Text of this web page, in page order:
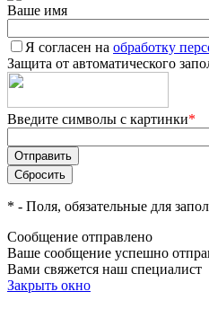
Ваше имя
Я согласен на обработку
Защита от автоматического
Введите символы с картинки*
* - Поля, обязательные для
Сообщение отправлено
Ваше сообщение успешно
Вами свяжется наш специалист
Закрыть окно